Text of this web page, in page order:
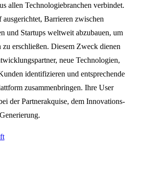
allen Technologiebranchen verbindet.
Barrieren zwischen
und Startups weltweit abzubauen, um
erschließen. Diesem Zweck dienen
neue Technologien,
identifizieren und entsprechende
zusammenbringen. Ihre User
der Partnerakquise, dem Innovations-